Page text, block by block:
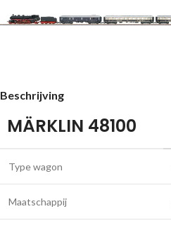
Beschrijving
MÄRKLIN 48100
Type wagon
Maatschappij